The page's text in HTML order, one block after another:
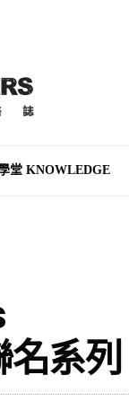
堂 KNOWLEDGE
名系列